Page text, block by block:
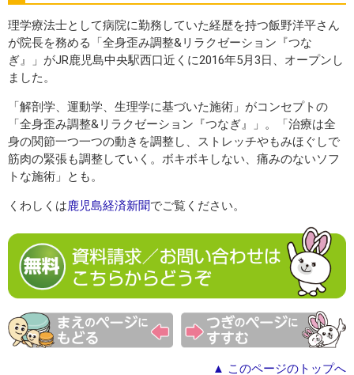
理学療法士として病院に勤務していた経歴を持つ飯野洋平さん
が院長を務める「全身歪み調整&リラクゼーション『つな
ぎ』」がJR鹿児島中央駅西口近くに2016年5月3日、オープンし
ました。
「解剖学、運動学、生理学に基づいた施術」がコンセプトの
「全身歪み調整&リラクゼーション『つなぎ』」。「治療は全
身の関節一つ一つの動きを調整し、ストレッチやもみほぐしで
筋肉の緊張も調整していく。ボキボキしない、痛みのないソフ
トな施術」とも。
くわしくは鹿児島経済新聞でご覧ください。
▲ このページのトップへ